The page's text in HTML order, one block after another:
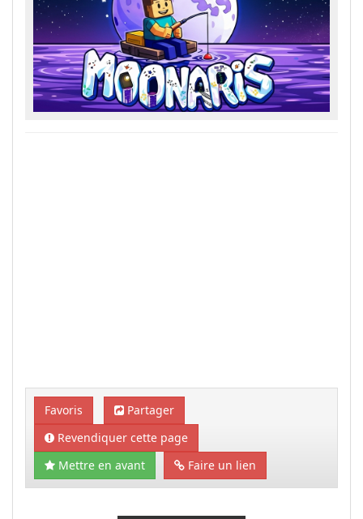
Favoris
Partager
Revendiquer cette page
Mettre en avant
Faire un lien